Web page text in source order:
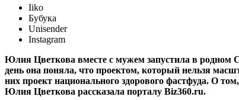
Iiko
Бубука
Unisender
Instagram
Юлия Цветкова вместе с мужем запустила в родном
день она поняла, что проектом, который нельзя
них проект национального здорового фастфуда. О
Юлия Цветкова рассказала порталу Biz360.ru.